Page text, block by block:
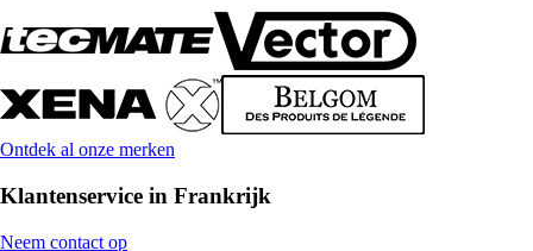
Ontdek al onze merken
Klantenservice in Frankrijk
Neem contact op